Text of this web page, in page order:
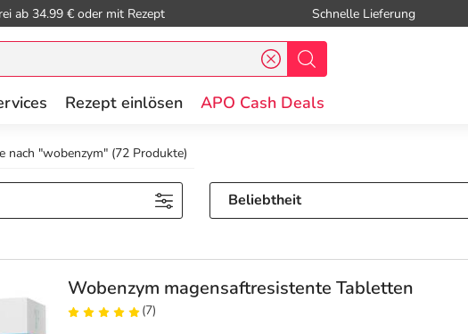
ab 34.99 € oder mit Rezept Schnelle Lieferung
Rezept einlösen APO Cash Deals
nach "wobenzym" (72 Produkte)
Beliebtheit
Wobenzym magensaftresistente Tabletten
(7)